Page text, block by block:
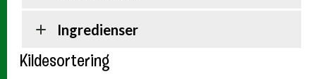
Ingredienser
Kildesortering